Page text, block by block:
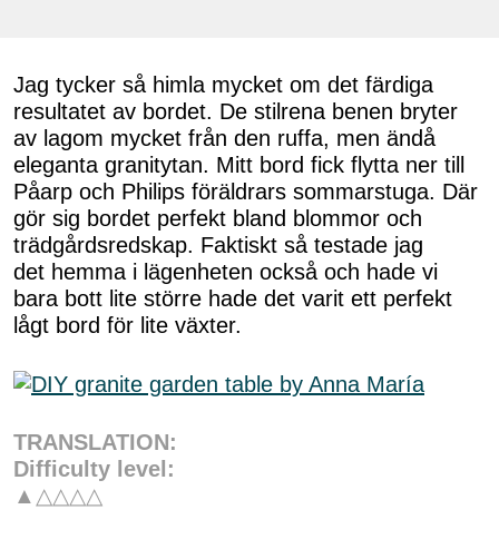
Jag tycker så himla mycket om det färdiga
resultatet av bordet. De stilrena benen bryter
av lagom mycket från den ruffa, men ändå
eleganta granitytan. Mitt bord fick flytta ner till
Påarp och Philips föräldrars sommarstuga. Där
gör sig bordet perfekt bland blommor och
trädgårdsredskap. Faktiskt så testade jag
det hemma i lägenheten också och hade vi
bara bott lite större hade det varit ett perfekt
lågt bord för lite växter.
TRANSLATION:
Difficulty level:
▲△△△△